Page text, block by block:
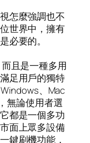
怎麼強調也不
世界中，擁有
必要的。
且是一種多用
足用戶的獨特
、Mac
無論使用者選
都是一個多功
面上眾多設備
鍵刷機功能，